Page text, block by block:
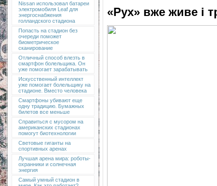
Nissan использовал батареи
электромобиля Leaf для
энергоснабжения
голландского стадиона
Попасть на стадион без
очереди поможет
биометрическое
сканирование
Отличный способ влезть в
смартфон болельщика. Он
уже помогает зарабатывать
Искусственный интеллект
уже помогает болельщику на
стадионе. Вместо человека
Смартфоны убивают еще
одну традицию. Бумажных
билетов все меньше
Справиться с мусором на
американских стадионах
помогут биотехнологии
Световые гиганты на
спортивных аренах
Лучшая арена мира: роботы-
охранники и солнечная
энергия
Самый умный стадион в
«Рух» вже живе і